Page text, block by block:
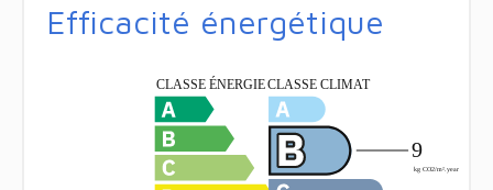
Efficacité énergétique